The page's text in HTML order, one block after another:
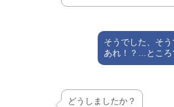
そうでした、そう
あれ！？…ところ
どうしましたか？